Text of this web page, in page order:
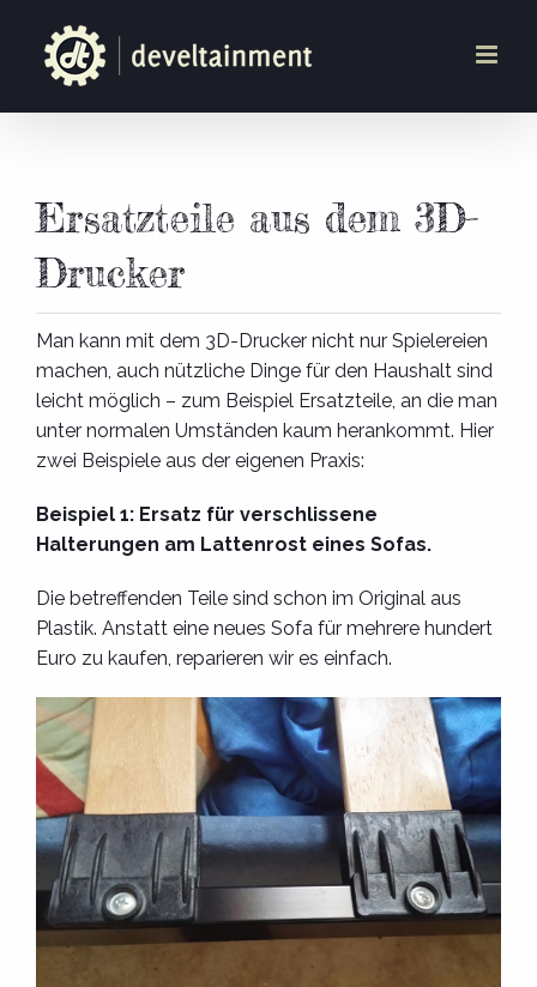
Inhalt
springen
Ersatzteile aus dem 3D-
Drucker
Man kann mit dem 3D-Drucker nicht nur Spielereien
machen, auch nützliche Dinge für den Haushalt sind
leicht möglich – zum Beispiel Ersatzteile, an die man
unter normalen Umständen kaum herankommt. Hier
zwei Beispiele aus der eigenen Praxis:
Beispiel 1: Ersatz für verschlissene
Halterungen am Lattenrost eines Sofas.
Die betreffenden Teile sind schon im Original aus
Plastik. Anstatt eine neues Sofa für mehrere hundert
Euro zu kaufen, reparieren wir es einfach.